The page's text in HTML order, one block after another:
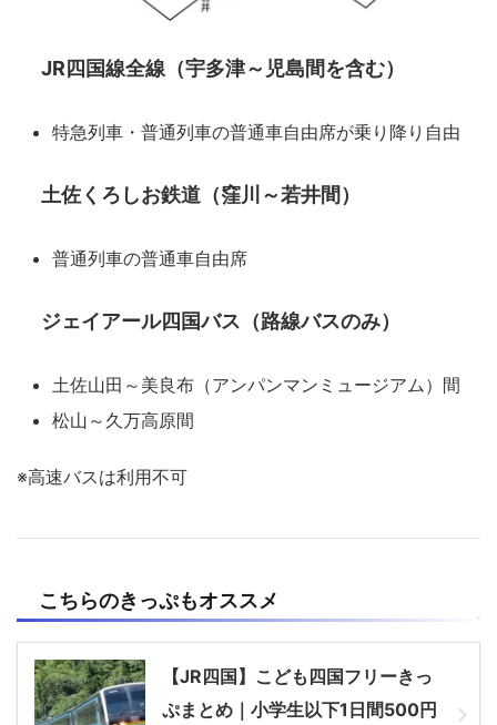
JR四国線全線（宇多津～児島間を含む）
特急列車・普通列車の普通車自由席が乗り降り自由
土佐くろしお鉄道 （窪川～若井間）
普通列車の普通車自由席
ジェイアール四国バス（路線バスのみ）
土佐山田～美良布（アンパンマンミュージアム）間
松山～久万高原間
※高速バスは利用不可
こちらのきっぷもオススメ
【JR四国】こども四国フリーきっ
ぷまとめ｜小学生以下1日間500円